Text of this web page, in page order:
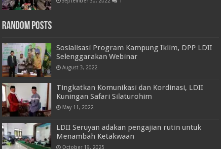
Random Posts
Sosialisasi Program Kampung Iklim, DPP LDII
Selenggarakan Webinar
August 3, 2022
Tingkatkan Komunikasi dan Kordinasi, LDII
Kuningan Safari Silaturohim
May 11, 2022
LDII Seruyan adakan pengajian rutin untuk
Menambah Ketakwaan
October 19, 2025